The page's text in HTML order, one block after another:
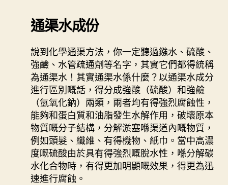
通渠水成份
說到化學通渠方法，你一定聽過鏹水、硫酸、
強鹼、水管疏通劑等名字，其實它們都得統稱
為通渠水！其實通渠水係什麼？以通渠水成分
進行區別嘅話，得分成強酸（硫酸）和強鹼
（氫氧化鈉）兩類，兩者均有得強烈腐蝕性，
能夠和蛋白質和油脂發生水解作用，破壞原本
物質嘅分子結構，分解淤塞喺渠道內嘅物質，
例如頭髮、纖維、有得機物、紙巾。當中高濃
度嘅硫酸由於具有得強烈嘅脫水性，喺分解碳
水化合物時，有得更加明顯嘅效果，得更為迅
速進行腐蝕。